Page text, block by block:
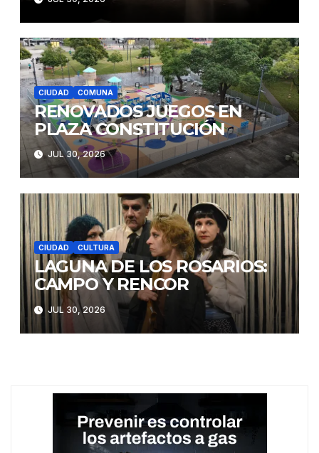
CIUDAD COMUNA
RENOVADOS JUEGOS EN
PLAZA CONSTITUCIÓN
JUL 30, 2026
CIUDAD CULTURA
LAGUNA DE LOS ROSARIOS:
CAMPO Y RENCOR
JUL 30, 2026